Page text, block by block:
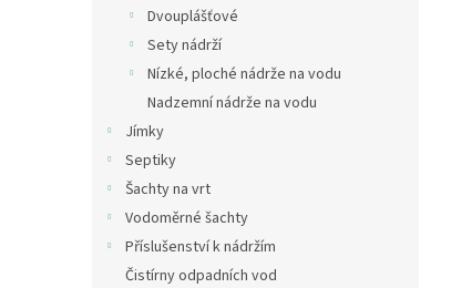
Dvouplášťové
Sety nádrží
Nízké, ploché nádrže na vodu
Nadzemní nádrže na vodu
Jímky
Septiky
Šachty na vrt
Vodoměrné šachty
Příslušenství k nádržím
Čistírny odpadních vod